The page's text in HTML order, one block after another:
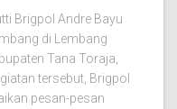
Brigpol Andre Bayu
di Lembang
Tana Toraja,
tersebut, Brigpol
pesan-pesan